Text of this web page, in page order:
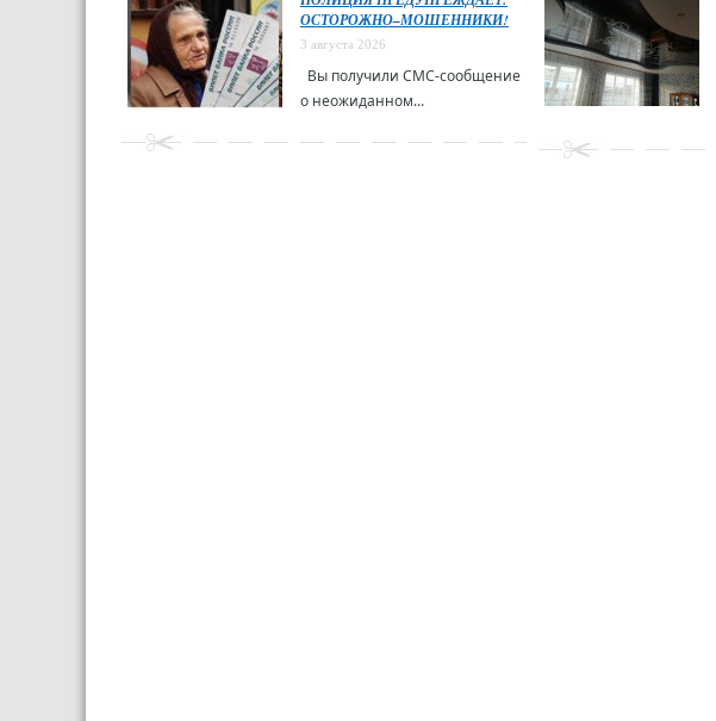
ОСТОРОЖНО–МОШЕННИКИ!
3 августа 2026
Вы получили СМС-сообщение
о неожиданном...